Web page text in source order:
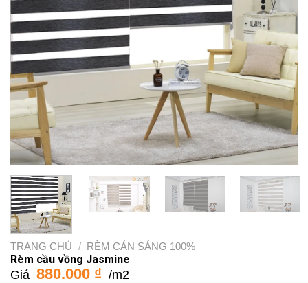
TRANG CHỦ / RÈM CẢN SÁNG 100%
Rèm cầu vồng Jasmine
Giá 880.000 ₫ /m2